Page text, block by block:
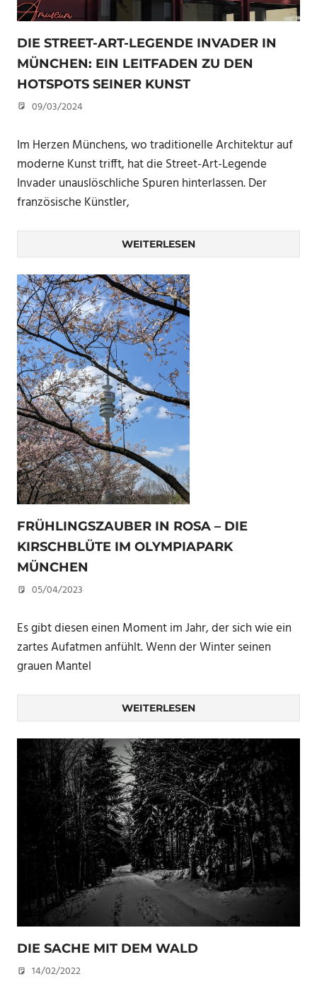
DIE STREET-ART-LEGENDE INVADER IN
MÜNCHEN: EIN LEITFADEN ZU DEN
HOTSPOTS SEINER KUNST
09/03/2024
Im Herzen Münchens, wo traditionelle Architektur auf
moderne Kunst trifft, hat die Street-Art-Legende
Invader unauslöschliche Spuren hinterlassen. Der
französische Künstler,
WEITERLESEN
FRÜHLINGSZAUBER IN ROSA – DIE
KIRSCHBLÜTE IM OLYMPIAPARK
MÜNCHEN
05/04/2023
Es gibt diesen einen Moment im Jahr, der sich wie ein
zartes Aufatmen anfühlt. Wenn der Winter seinen
grauen Mantel
WEITERLESEN
DIE SACHE MIT DEM WALD
14/02/2022